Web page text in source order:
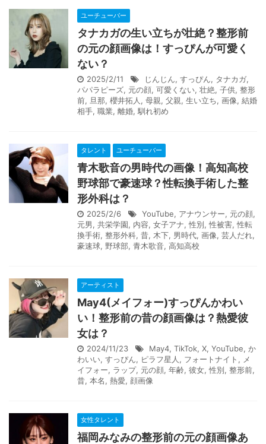
ユーチューバー
タナカガの生い立ちが壮絶？整形前
の元の顔画像は！すっぴんが可愛く
ない？
2025/2/11 じんじん, すっぴん, タナカガ,
パパラピーズ, 元の顔, 可愛くない, 壮絶, 子供, 整形
前, 旦那, 櫻井拓人 , 母親, 父親, 生い立ち, 画像, 結婚
相手, 職業, 離婚, 馴れ初め
タレント ユーチューバー
青木歌音の男時代の画像！高知高校
野球部で豪速球？性転換手術した整
形外科は？
2025/2/6 YouTube, アナウンサー, 元の顔,
元男, 共栄学園, 内容, 女子アナ, 性別, 性被害, 性転
換手術, 整形外科, 昔, 木下, 男時代, 画像, 芸人だれ,
豪速球, 野球部, 青木歌音, 高知高校
アーティスト
May4(メイフォー)すっぴんかわい
い！整形前の昔の顔画像は？熱愛彼
女は？
2024/11/23 May4, TikTok, X, YouTube, か
わいい, すっぴん, ピラフ星人 , フォートナイト , メ
イフォー, ラップ, 元の顔, 年齢, 彼女, 性別, 整形前,
昔, 本名, 熱愛, 顔画像
女性タレント
福岡みなみの整形前の元の顔画像あ